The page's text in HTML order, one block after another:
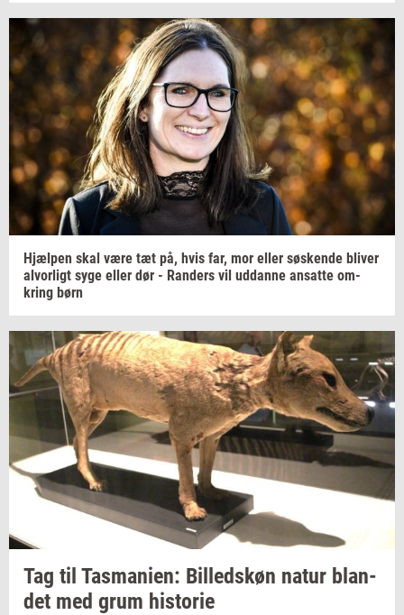
Hjæl­pen skal være tæt på, hvis far, mor eller sø­sken­de bli­ver
al­vor­ligt syge eller dør - Ran­ders vil ud­dan­ne an­sat­te om­
kring børn
Tag til Tas­ma­ni­en: Bil­leds­køn natur blan­
det med grum hi­sto­rie